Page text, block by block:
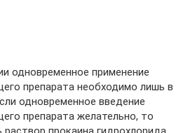
одновременное применение
препарата необходимо лишь в
одновременное введение
препарата желательно, то